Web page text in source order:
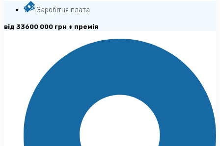
Заробітня плата
від 33600 000 грн + премія